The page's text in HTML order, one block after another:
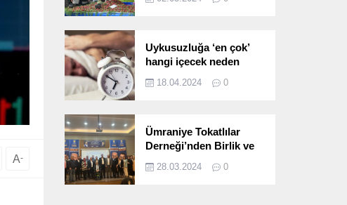
A-
Uykusuzluğa ‘en çok’
hangi içecek neden
18.04.2024 0
Ümraniye Tokatlılar
Derneği’nden Birlik ve
Programı
28.03.2024 0